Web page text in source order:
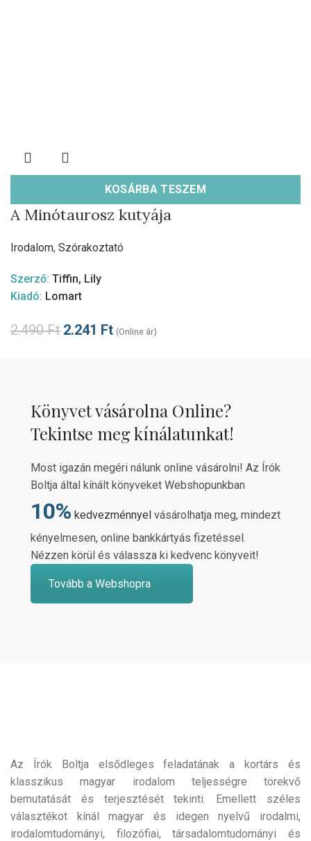
KOSÁRBA TESZEM
A Minótaurosz kutyája
Irodalom, Szórakoztató
Szerző: Tiffin, Lily
Kiadó: Lomart
2.490Ft 2.241 Ft (Online ár)
Könyvet vásárolna Online?
Tekintse meg kínálatunkat!
Most igazán megéri nálunk online vásárolni! Az Írók
Boltja által kínált könyveket Webshopunkban
10% kedvezménnyel vásárolhatja meg, mindezt
kényelmesen, online bankkártyás fizetéssel.
Nézzen körül és válassza ki kedvenc könyveit!
Tovább a Webshopra
Az Írók Boltja elsődleges feladatának a kortárs és
klasszikus magyar irodalom teljességre törekvő
bemutatását és terjesztését tekinti. Emellett széles
választékot kínál magyar és idegen nyelvű irodalmi,
irodalomtudományi, filozófiai, társadalomtudományi és